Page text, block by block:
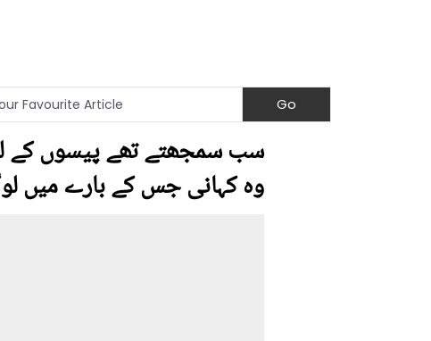
سب سمجھتے تھے پیسوں کے
وہ کہانی جس کے بارے میں